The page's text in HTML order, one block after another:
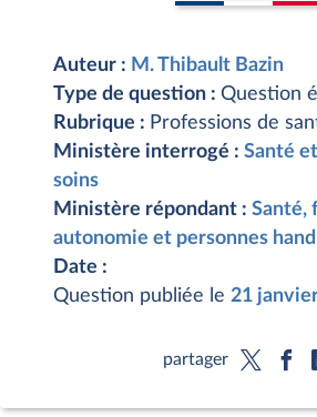
Auteur : M. Thibault Bazin
Type de question : Question
Rubrique : Professions de
Ministère interrogé : Santé
soins
Ministère répondant : Santé,
autonomie et personnes
Date :
Question publiée le 21
partager